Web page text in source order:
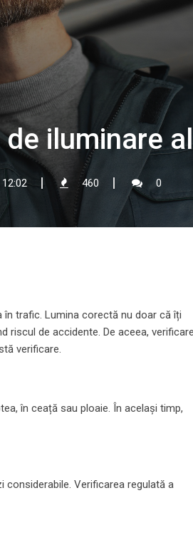
iluminare
460 0
trafic. Lumina corectă nu doar că îți
riscul de accidente. De aceea,
verificare.
în ceață sau ploaie. În același timp,
Verificarea regulată a